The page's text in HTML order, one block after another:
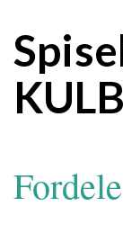
Fordele